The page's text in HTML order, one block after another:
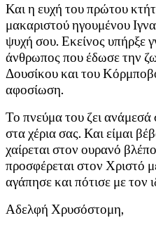
Και η ευχή του πρώτου
μακαριστού ηγουμένου
ψυχή σου. Εκείνος υπήρξε
άνθρωπος που έδωσε την
Δουσίκου και του
αφοσίωση.
Το πνεύμα του ζει ανάμεσά
στα χέρια σας. Και είμαι
χαίρεται στον ουρανό
προσφέρεται στον Χριστό
αγάπησε και πότισε με τον
Αδελφή Χρυσόστομη,